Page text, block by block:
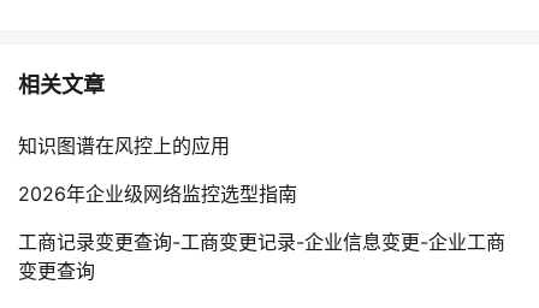
相关文章
知识图谱在风控上的应用
2026年企业级网络监控选型指南
工商记录变更查询-工商变更记录-企业信息变更-企业工商
变更查询